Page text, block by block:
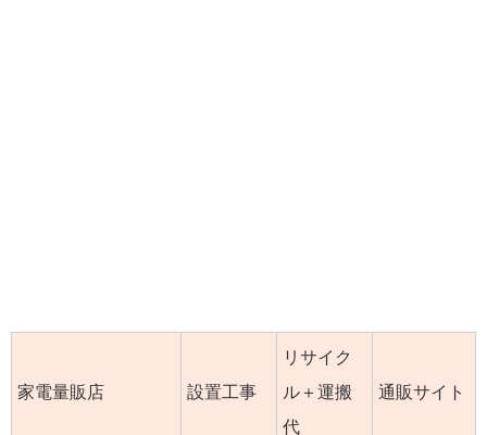
家電量販店 設置工事
リサイク
ル＋運搬
代
通販サイト